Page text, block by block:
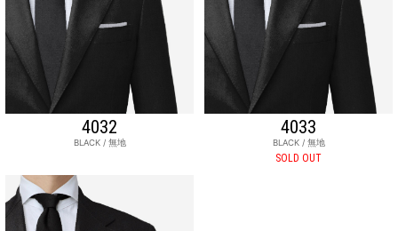
4032
BLACK / 無地
4033
BLACK / 無地
SOLD OUT